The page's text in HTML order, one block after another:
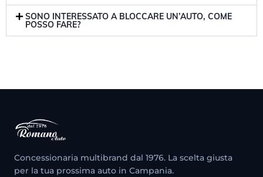
SONO INTERESSATO A BLOCCARE UN’AUTO, COME
POSSO FARE?
Concessionaria multibrand dal 1976. La scelta giusta
per la tua prossima auto in Campania.